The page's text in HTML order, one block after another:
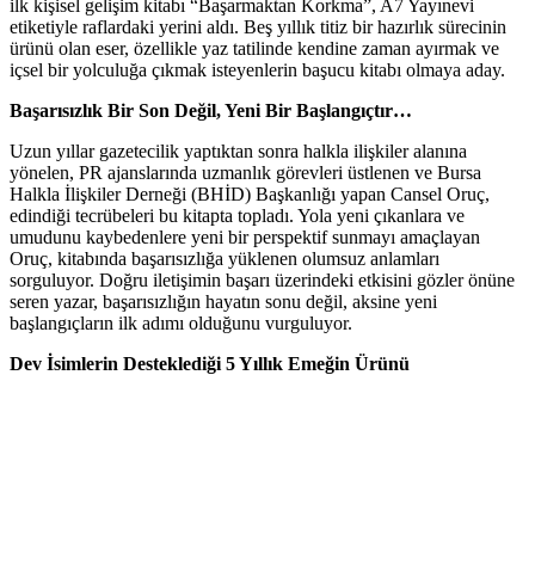
ilk kişisel gelişim kitabı “Başarmaktan Korkma”, A7 Yayınevi
etiketiyle raflardaki yerini aldı. Beş yıllık titiz bir hazırlık sürecinin
ürünü olan eser, özellikle yaz tatilinde kendine zaman ayırmak ve
içsel bir yolculuğa çıkmak isteyenlerin başucu kitabı olmaya aday.
Başarısızlık Bir Son Değil, Yeni Bir Başlangıçtır…
Uzun yıllar gazetecilik yaptıktan sonra halkla ilişkiler alanına
yönelen, PR ajanslarında uzmanlık görevleri üstlenen ve Bursa
Halkla İlişkiler Derneği (BHİD) Başkanlığı yapan Cansel Oruç,
edindiği tecrübeleri bu kitapta topladı. Yola yeni çıkanlara ve
umudunu kaybedenlere yeni bir perspektif sunmayı amaçlayan
Oruç, kitabında başarısızlığa yüklenen olumsuz anlamları
sorguluyor. Doğru iletişimin başarı üzerindeki etkisini gözler önüne
seren yazar, başarısızlığın hayatın sonu değil, aksine yeni
başlangıçların ilk adımı olduğunu vurguluyor.
Dev İsimlerin Desteklediği 5 Yıllık Emeğin Ürünü